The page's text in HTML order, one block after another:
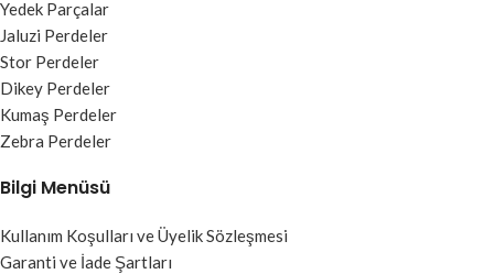
Yedek Parçalar
Jaluzi Perdeler
Stor Perdeler
Dikey Perdeler
Kumaş Perdeler
Zebra Perdeler
Bilgi Menüsü
Kullanım Koşulları ve Üyelik Sözleşmesi
Garanti ve İade Şartları